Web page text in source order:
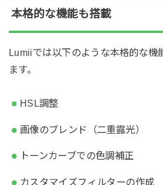
本格的な機能も搭載
Lumiiでは以下のような本格的な機
ます。
HSL調整
画像のブレンド（二重露光）
トーンカーブでの色調補正
カスタマイズフィルターの作成